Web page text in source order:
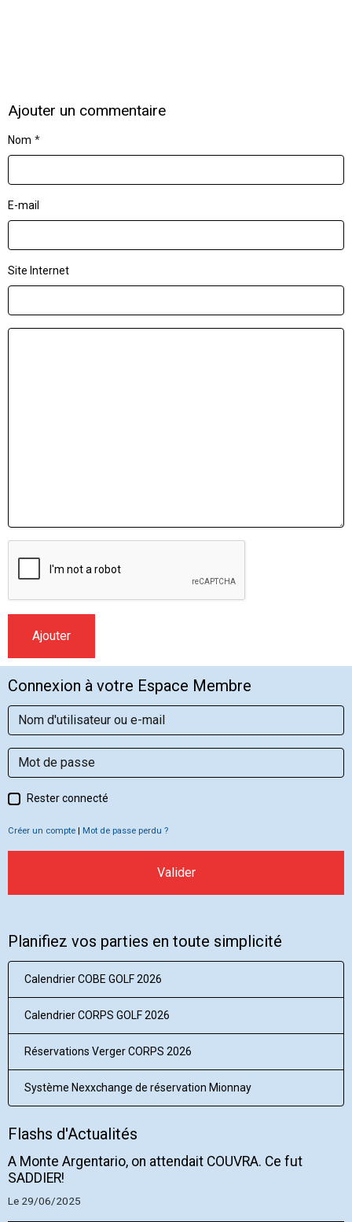
Ajouter un commentaire
Nom
E-mail
Site Internet
Ajouter
Connexion à votre Espace Membre
Rester connecté
Créer un compte | Mot de passe perdu ?
Valider
Planifiez vos parties en toute simplicité
Calendrier COBE GOLF 2026
Calendrier CORPS GOLF 2026
Réservations Verger CORPS 2026
Système Nexxchange de réservation Mionnay
Flashs d'Actualités
A Monte Argentario, on attendait COUVRA. Ce fut
SADDIER!
Le 29/06/2025